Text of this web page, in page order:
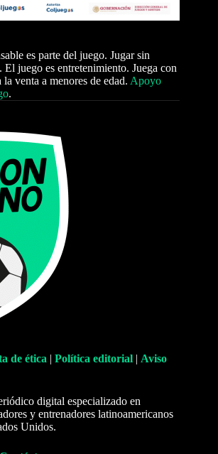
es parte del juego. Jugar sin
juego es entretenimiento. Juega con
venta a menores de edad. Apoyo
.
de ética | Política editorial | Aviso
digital especializado en
y entrenadores latinoamericanos
Unidos.